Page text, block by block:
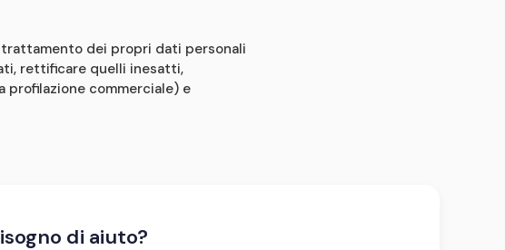
dei propri dati personali
rettificare quelli inesatti,
commerciale) e
di aiuto?